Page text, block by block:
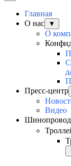
Главная
О нас
▼
О
Пресс-центр
Видео